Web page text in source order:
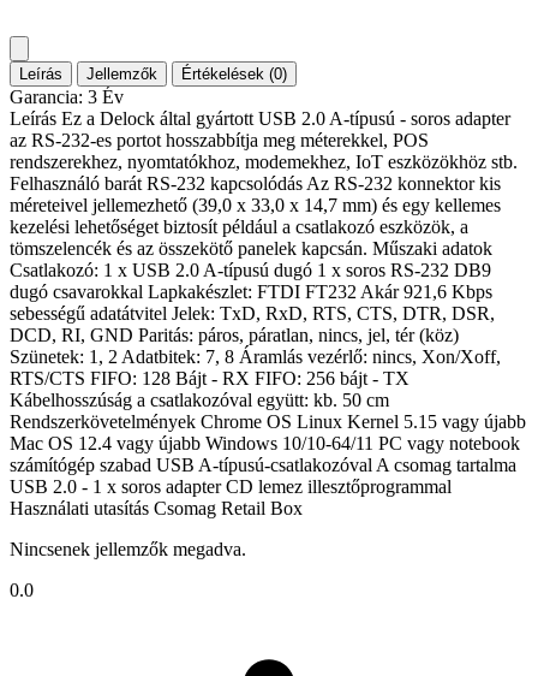
Leírás Jellemzők Értékelések (0)
Garancia: 3 Év
Leírás Ez a Delock által gyártott USB 2.0 A-típusú - soros adapter
az RS-232-es portot hosszabbítja meg méterekkel, POS
rendszerekhez, nyomtatókhoz, modemekhez, IoT eszközökhöz stb.
Felhasználó barát RS-232 kapcsolódás Az RS-232 konnektor kis
méreteivel jellemezhető (39,0 x 33,0 x 14,7 mm) és egy kellemes
kezelési lehetőséget biztosít például a csatlakozó eszközök, a
tömszelencék és az összekötő panelek kapcsán. Műszaki adatok
Csatlakozó: 1 x USB 2.0 A-típusú dugó 1 x soros RS-232 DB9
dugó csavarokkal Lapkakészlet: FTDI FT232 Akár 921,6 Kbps
sebességű adatátvitel Jelek: TxD, RxD, RTS, CTS, DTR, DSR,
DCD, RI, GND Paritás: páros, páratlan, nincs, jel, tér (köz)
Szünetek: 1, 2 Adatbitek: 7, 8 Áramlás vezérlő: nincs, Xon/Xoff,
RTS/CTS FIFO: 128 Bájt - RX FIFO: 256 bájt - TX
Kábelhosszúság a csatlakozóval együtt: kb. 50 cm
Rendszerkövetelmények Chrome OS Linux Kernel 5.15 vagy újabb
Mac OS 12.4 vagy újabb Windows 10/10-64/11 PC vagy notebook
számítógép szabad USB A-típusú-csatlakozóval A csomag tartalma
USB 2.0 - 1 x soros adapter CD lemez illesztőprogrammal
Használati utasítás Csomag Retail Box
Nincsenek jellemzők megadva.
0.0